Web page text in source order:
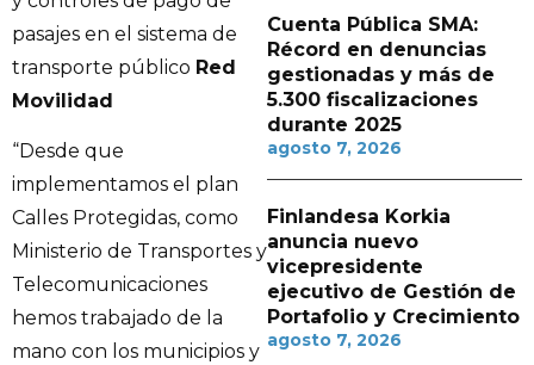
pasajes en el sistema de
transporte público Red
Movilidad
“Desde que
implementamos el plan
Calles Protegidas, como
Ministerio de Transportes y
Telecomunicaciones
hemos trabajado de la
mano con los municipios y
Cuenta Pública SMA:
Récord en denuncias
gestionadas y más de
5.300 fiscalizaciones
durante 2025
agosto 7, 2026
Finlandesa Korkia
anuncia nuevo
vicepresidente
ejecutivo de Gestión de
Portafolio y Crecimiento
agosto 7, 2026